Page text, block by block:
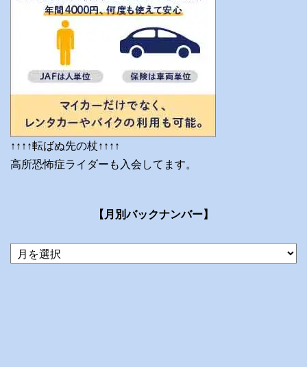
↑↑↑↑転ばぬ先の杖↑↑↑↑
高所恐怖症ライダーも入会してます。
【月別バックナンバー】
当
ブ